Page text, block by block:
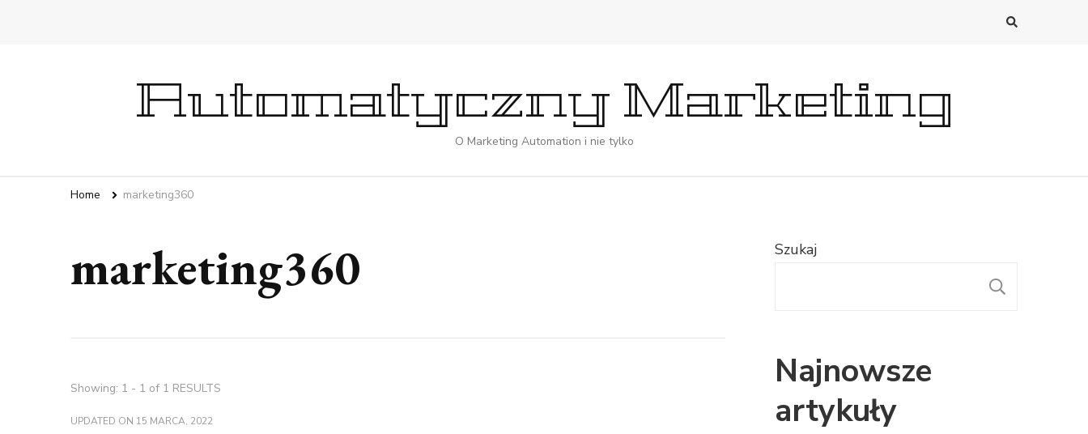
Automatyczny Marketing
O Marketing Automation i nie tylko
Home marketing360
marketing360
Showing: 1 - 1 of 1 RESULTS
UPDATED ON 15 MARCA, 2022
Szukaj
Najnowsze
artykuły